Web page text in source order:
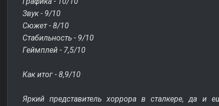
Звук - 9/10
Сюжет - 8/10
Стабильность - 9/10
Геймплей - 7,5/10
Как итог - 8,9/10
Яркий представитель хоррора в сталкере, да и